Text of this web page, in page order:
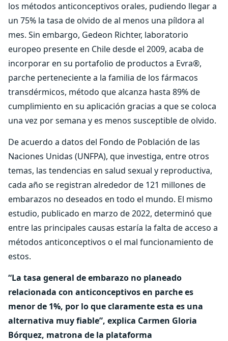
los métodos anticonceptivos orales, pudiendo llegar a
un 75% la tasa de olvido de al menos una píldora al
mes. Sin embargo, Gedeon Richter, laboratorio
europeo presente en Chile desde el 2009, acaba de
incorporar en su portafolio de productos a Evra®,
parche perteneciente a la familia de los fármacos
transdérmicos, método que alcanza hasta 89% de
cumplimiento en su aplicación gracias a que se coloca
una vez por semana y es menos susceptible de olvido.
De acuerdo a datos del Fondo de Población de las
Naciones Unidas (UNFPA), que investiga, entre otros
temas, las tendencias en salud sexual y reproductiva,
cada año se registran alrededor de 121 millones de
embarazos no deseados en todo el mundo. El mismo
estudio, publicado en marzo de 2022, determinó que
entre las principales causas estaría la falta de acceso a
métodos anticonceptivos o el mal funcionamiento de
estos.
“La tasa general de embarazo no planeado
relacionada con anticonceptivos en parche es
menor de 1%, por lo que claramente esta es una
alternativa muy fiable”, explica Carmen Gloria
Bórquez, matrona de la plataforma